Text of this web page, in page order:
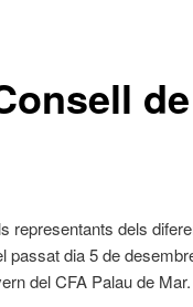
representants dels
passat dia 5 de
del CFA Palau de Mar.